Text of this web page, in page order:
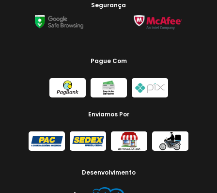
Segurança
Pague Com
Enviamos Por
Desenvolvimento